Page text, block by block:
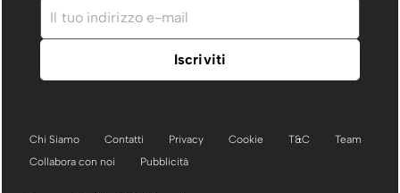
Chi Siamo Contatti Privacy Cookie T&C
Team
Collabora con noi
Pubblicità